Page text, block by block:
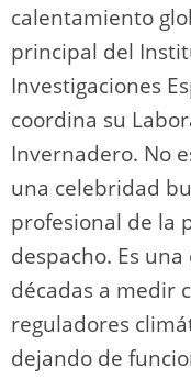
calentamiento
principal del
Investigaciones
coordina su
Invernadero. No
una celebridad
profesional de la
despacho. Es
décadas a medir
reguladores
dejando de